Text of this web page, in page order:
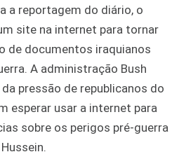
a reportagem do diário, o
site na internet para tornar
de documentos iraquianos
A administração Bush
pressão de republicanos do
esperar usar a internet para
sobre os perigos pré-guerra